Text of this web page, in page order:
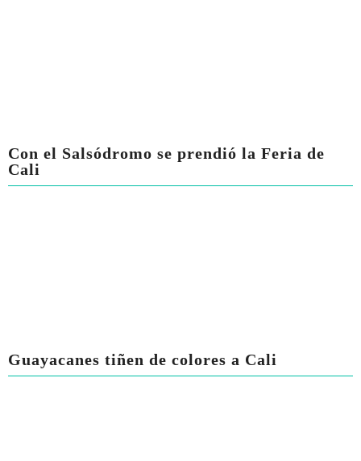
Con el Salsódromo se prendió la Feria de
Cali
Guayacanes tiñen de colores a Cali